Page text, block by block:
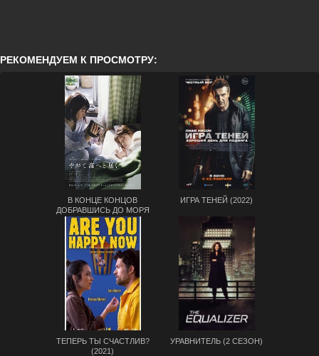
РЕКОМЕНДУЕМ К ПРОСМОТРУ:
В КОНЦЕ КОНЦОВ
ДОБРАВШИСЬ ДО МОРЯ
(2022)
ИГРА ТЕНЕЙ (2022)
ТЕПЕРЬ ТЫ СЧАСТЛИВ?
(2021)
УРАВНИТЕЛЬ (2 СЕЗОН)